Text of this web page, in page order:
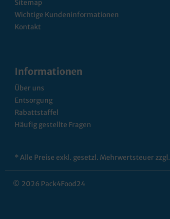
Sitemap
Wichtige Kundeninformationen
Kontakt
Informationen
Über uns
Entsorgung
Rabattstaffel
Häufig gestellte Fragen
* Alle Preise exkl. gesetzl. Mehrwertsteuer zzgl.
© 2026 Pack4Food24